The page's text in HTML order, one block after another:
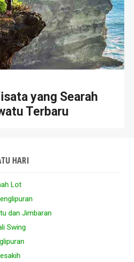
yang Searah
Terbaru
HARI
Lot
dan Jimbaran
Swing